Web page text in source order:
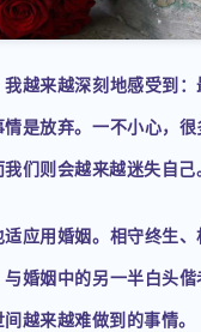
越来越深刻地感受到
是放弃。一不小心，
们则会越来越迷失自己
应用婚姻。相守终生
婚姻中的另一半白头
越来越难做到的事情。